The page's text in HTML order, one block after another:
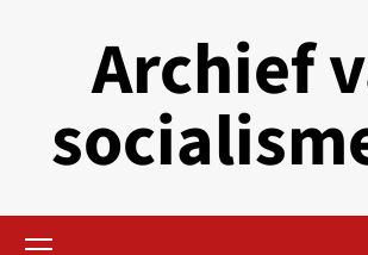
Archief